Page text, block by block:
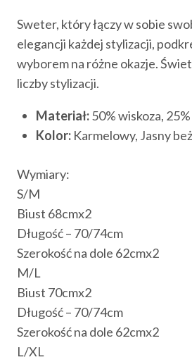
Sweter, który łączy w sobie
elegancji każdej stylizacji,
wyborem na różne okazje.
liczby stylizacji.
Materiał:50% wiskoza,
Kolor: Karmelowy, Jasny beż
Wymiary:
S/M
Biust 68cmx2
Długość – 70/74cm
Szerokość na dole 62cmx2
M/L
Biust 70cmx2
Długość – 70/74cm
Szerokość na dole 62cmx2
L/XL